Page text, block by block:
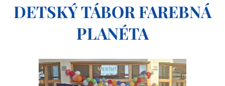
DETSKÝ TÁBOR FAREBNÁ
PLANÉTA